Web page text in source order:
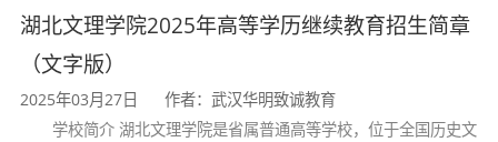
首轮“双一流”成效
湖北文理学院2025年高等学历继续教育招生简章
（文字版）
2025年03月27日
作者：武汉华明致诚教育
学校简介 湖北文理学院是省属普通高等学校，位于全国历史文